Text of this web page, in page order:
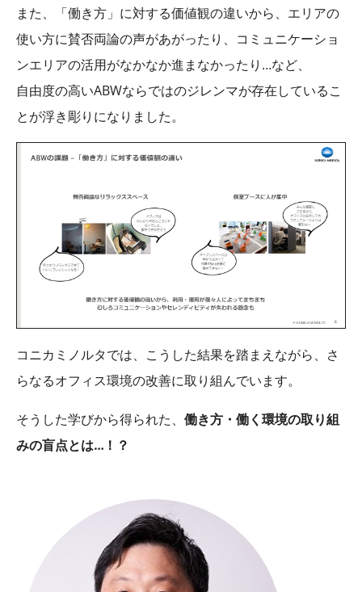
また、「働き方」に対する価値観の違いから、エリアの
使い方に賛否両論の声があがったり、コミュニケーショ
ンエリアの活用がなかなか進まなかったり…など、
自由度の高いABWならではのジレンマが存在しているこ
とが浮き彫りになりました。
コニカミノルタでは、こうした結果を踏まえながら、さ
らなるオフィス環境の改善に取り組んでいます。
そうした学びから得られた、 働き方・働く環境の取り組
みの盲点とは…！？